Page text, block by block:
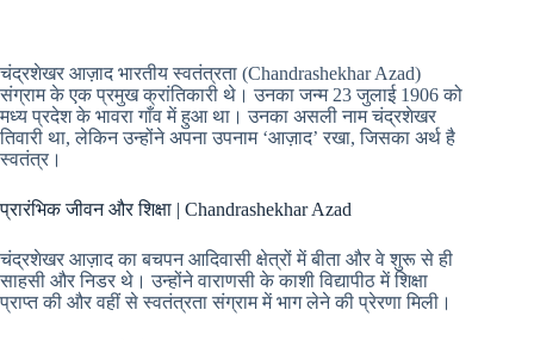
चंद्रशेखर आज़ाद भारतीय स्वतंत्रता (Chandrashekhar Azad)
संग्राम के एक प्रमुख क्रांतिकारी थे। उनका जन्म 23 जुलाई 1906 को
मध्य प्रदेश के भावरा गाँव में हुआ था। उनका असली नाम चंद्रशेखर
तिवारी था, लेकिन उन्होंने अपना उपनाम ‘आज़ाद’ रखा, जिसका अर्थ है
स्वतंत्र।
प्रारंभिक जीवन और शिक्षा | Chandrashekhar Azad
चंद्रशेखर आज़ाद का बचपन आदिवासी क्षेत्रों में बीता और वे शुरू से ही
साहसी और निडर थे। उन्होंने वाराणसी के काशी विद्यापीठ में शिक्षा
प्राप्त की और वहीं से स्वतंत्रता संग्राम में भाग लेने की प्रेरणा मिली।